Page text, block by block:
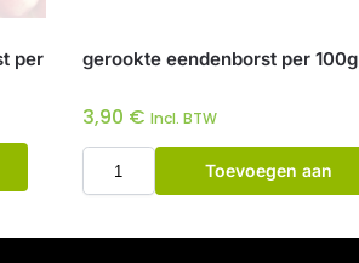
per
gerookte eendenborst per 100g
3,90 € Incl. BTW
Toevoegen aan